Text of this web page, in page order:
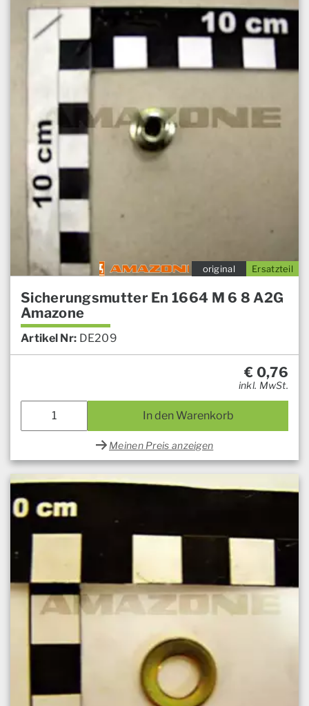
Ersatzteil
original
Sicherungsmutter En 1664 M 6 8 A2G
Amazone
Artikel Nr: DE209
€ 0,76
inkl. MwSt.
In den Warenkorb
Meinen Preis anzeigen